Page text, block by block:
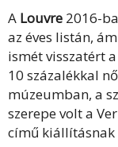
A Louvre 2016-
az éves listán,
ismét visszatért
10 százalékkal
múzeumban, a
szerepe volt a
című kiállításnak